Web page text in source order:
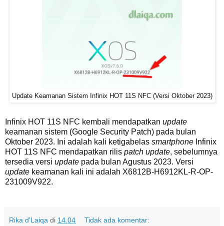
Update Keamanan Sistem Infinix HOT 11S NFC (Versi Oktober 2023)
Infinix HOT 11S NFC kembali mendapatkan update
keamanan sistem (Google Security Patch) pada bulan
Oktober 2023. Ini adalah kali ketigabelas smartphone Infinix
HOT 11S NFC mendapatkan rilis patch update, sebelumnya
tersedia versi update pada bulan Agustus 2023. Versi
update keamanan kali ini adalah X6812B-H6912KL-R-OP-
231009V922.
Rika d'Laiqa di 14.04 Tidak ada komentar: